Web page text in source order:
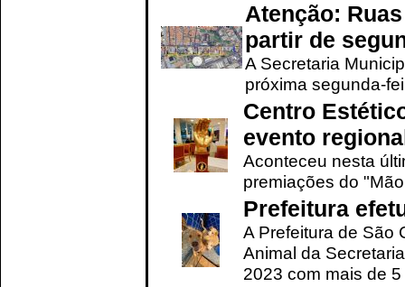
Atenção:
partir de
A Secretaria
próxima segunda-
Centro
evento
Aconteceu nesta
premiações do
Prefeitura
A Prefeitura de São
Animal da
2023 com mais de 5